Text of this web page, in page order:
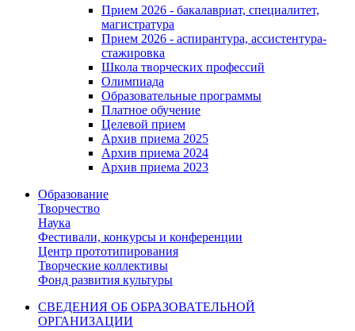
Прием 2026 - бакалавриат, специалитет,
магистратура
Прием 2026 - аспирантура, ассистентура-
стажировка
Школа творческих профессий
Олимпиада
Образовательные программы
Платное обучение
Целевой прием
Архив приема 2025
Архив приема 2024
Архив приема 2023
Образование
Творчество
Наука
Фестивали, конкурсы и конференции
Центр прототипирования
Творческие коллективы
Фонд развития культуры
СВЕДЕНИЯ ОБ ОБРАЗОВАТЕЛЬНОЙ
ОРГАНИЗАЦИИ